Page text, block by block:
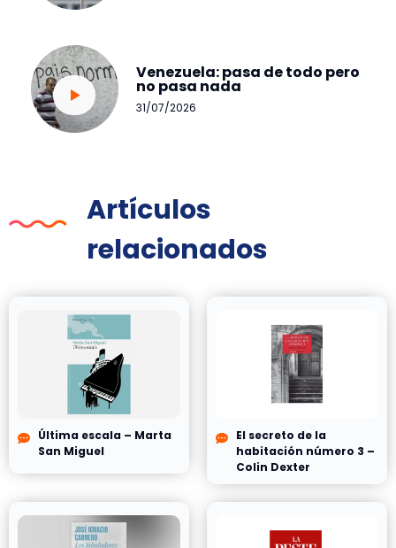
Venezuela: pasa de todo pero
no pasa nada
31/07/2026
Artículos
relacionados
Última escala – Marta
San Miguel
El secreto de la
habitación número 3 –
Colin Dexter